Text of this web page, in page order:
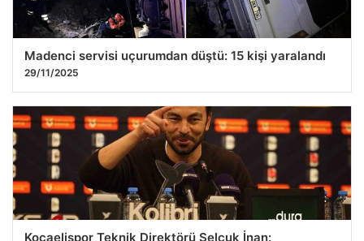
Madenci servisi uçurumdan düştü: 15 kişi yaralandı
29/11/2025
Kocaelispor Teknik Direktörü Selçuk İnan: